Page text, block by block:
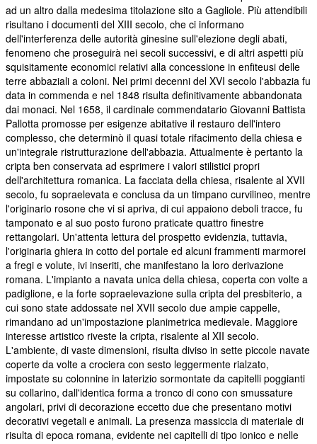
ad un altro dalla medesima titolazione sito a Gagliole. Più attendibili
risultano i documenti del XIII secolo, che ci informano
dell'interferenza delle autorità ginesine sull'elezione degli abati,
fenomeno che proseguirà nei secoli successivi, e di altri aspetti più
squisitamente economici relativi alla concessione in enfiteusi delle
terre abbaziali a coloni. Nei primi decenni del XVI secolo l'abbazia fu
data in commenda e nel 1848 risulta definitivamente abbandonata
dai monaci. Nel 1658, il cardinale commendatario Giovanni Battista
Pallotta promosse per esigenze abitative il restauro dell'intero
complesso, che determinò il quasi totale rifacimento della chiesa e
un'integrale ristrutturazione dell'abbazia. Attualmente è pertanto la
cripta ben conservata ad esprimere i valori stilistici propri
dell'architettura romanica. La facciata della chiesa, risalente al XVII
secolo, fu sopraelevata e conclusa da un timpano curvilineo, mentre
l'originario rosone che vi si apriva, di cui appaiono deboli tracce, fu
tamponato e al suo posto furono praticate quattro finestre
rettangolari. Un'attenta lettura del prospetto evidenzia, tuttavia,
l'originaria ghiera in cotto del portale ed alcuni frammenti marmorei
a fregi e volute, ivi inseriti, che manifestano la loro derivazione
romana. L'impianto a navata unica della chiesa, coperta con volte a
padiglione, e la forte sopraelevazione sulla cripta del presbiterio, a
cui sono state addossate nel XVII secolo due ampie cappelle,
rimandano ad un'impostazione planimetrica medievale. Maggiore
interesse artistico riveste la cripta, risalente al XII secolo.
L'ambiente, di vaste dimensioni, risulta diviso in sette piccole navate
coperte da volte a crociera con sesto leggermente rialzato,
impostate su colonnine in laterizio sormontate da capitelli poggianti
su collarino, dall'identica forma a tronco di cono con smussature
angolari, privi di decorazione eccetto due che presentano motivi
decorativi vegetali e animali. La presenza massiccia di materiale di
risulta di epoca romana, evidente nei capitelli di tipo ionico e nelle